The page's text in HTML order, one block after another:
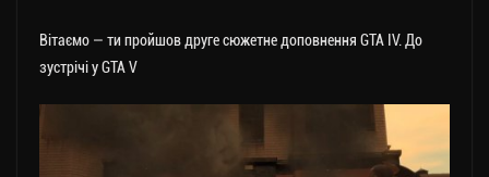
Вітаємо — ти пройшов друге сюжетне доповнення GTA IV. До
зустрічі у GTA V